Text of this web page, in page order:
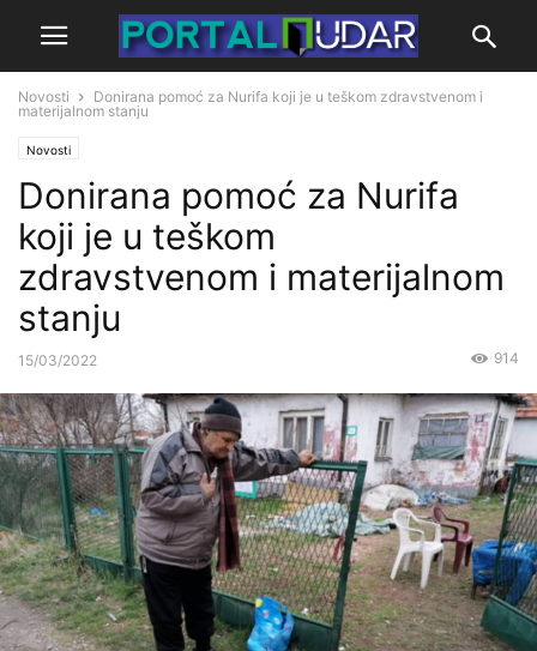
Novosti
Donirana pomoć za Nurifa koji je u teškom zdravstvenom i
materijalnom stanju
Novosti
Donirana pomoć za Nurifa
koji je u teškom
zdravstvenom i materijalnom
stanju
15/03/2022 914